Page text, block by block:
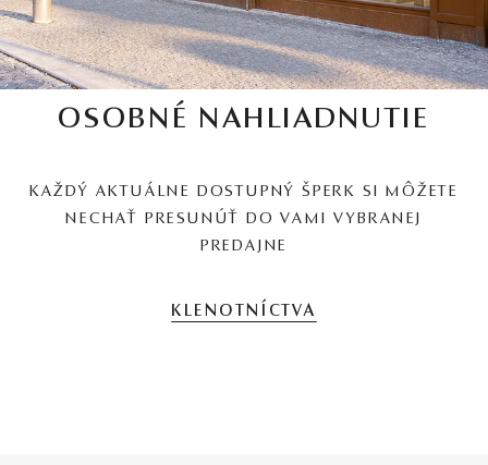
OSOBNÉ NAHLIADNUTIE
KAŽDÝ AKTUÁLNE DOSTUPNÝ ŠPERK SI MÔŽETE
NECHAŤ PRESUNÚŤ DO VAMI VYBRANEJ
PREDAJNE
KLENOTNÍCTVA